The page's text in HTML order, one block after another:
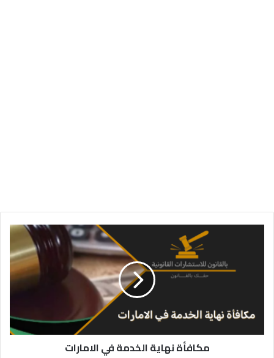
مكافأة نهاية الخدمة في الامارات